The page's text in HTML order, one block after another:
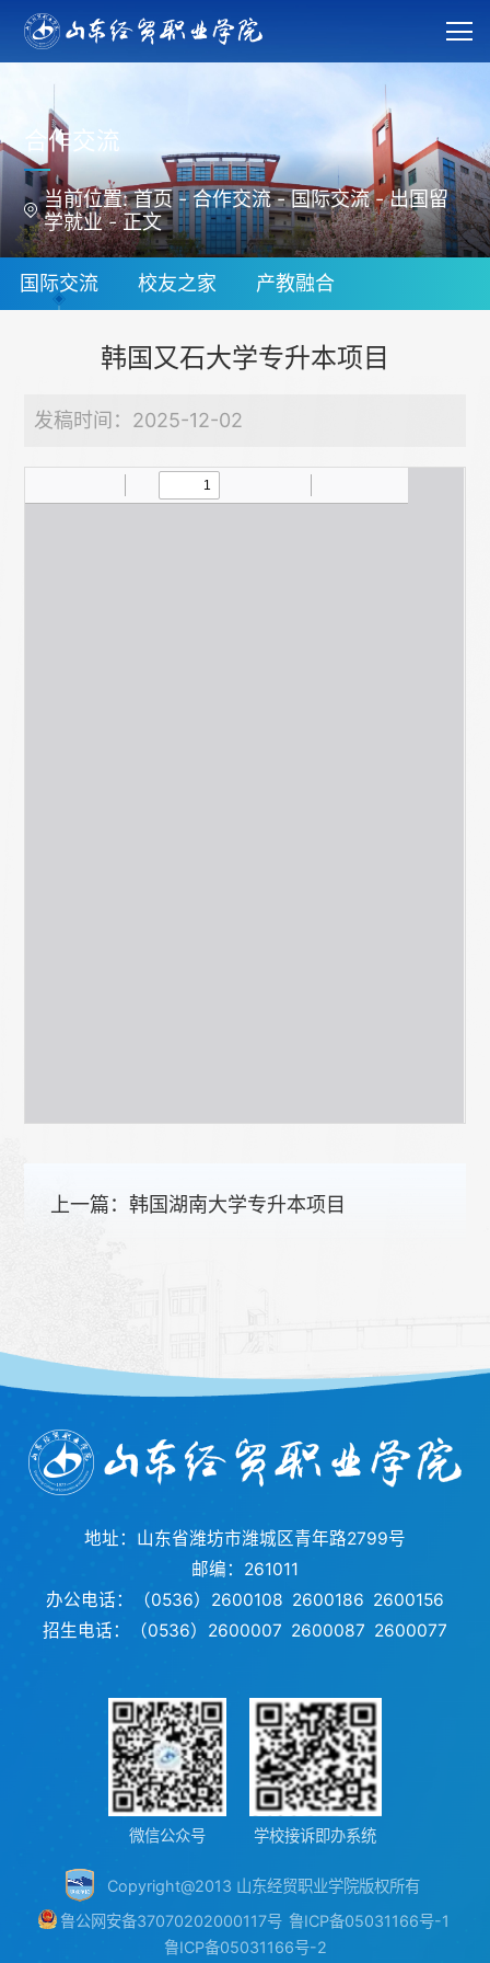
合作交流
当前位置:首页 -合作交流-国际交流-出国留
学就业-正文
国际交流 校友之家 产教融合
韩国又石大学专升本项目
发稿时间：2025-12-02
上一篇：韩国湖南大学专升本项目
地址：山东省潍坊市潍城区青年路2799号
邮编：261011
办公电话：（0536）2600108 2600186 2600156
招生电话：（0536）2600007 2600087 2600077
微信公众号 学校接诉即办系统
Copyright@2013 山东经贸职业学院版权所有
鲁公网安备37070202000117号 鲁ICP备05031166号-1
鲁ICP备05031166号-2